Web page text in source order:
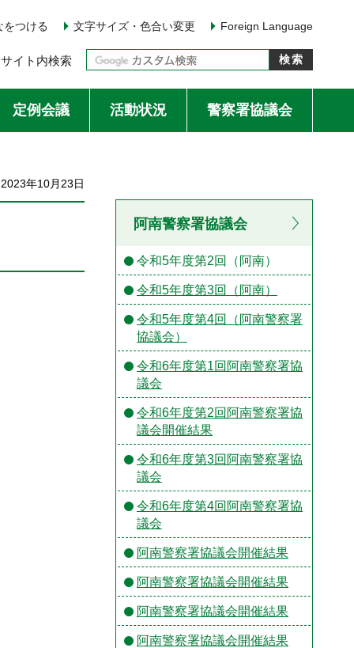
をつける 文字サイズ・色合い変更 Foreign Language
サイト内検索
定例会議 活動状況 警察署協議会
年10月23日
阿南警察署協議会
令和5年度第2回（阿南）
令和5年度第3回（阿南）
令和5年度第4回（阿南警察署
協議会）
令和6年度第1回阿南警察署協
議会
令和6年度第2回阿南警察署協
議会開催結果
令和6年度第3回阿南警察署協
議会
令和6年度第4回阿南警察署協
議会
阿南警察署協議会開催結果
阿南警察署協議会開催結果
阿南警察署協議会開催結果
阿南警察署協議会開催結果